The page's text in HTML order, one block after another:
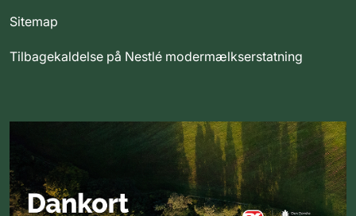
Sitemap
Tilbagekaldelse på Nestlé modermælkserstatning